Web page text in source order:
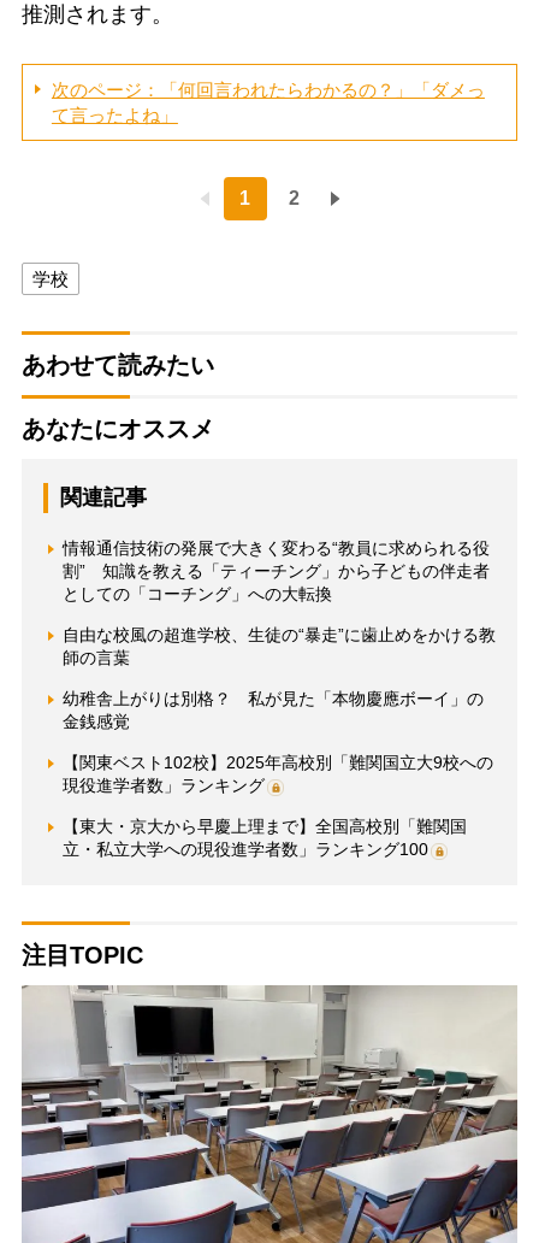
推測されます。
次のページ：「何回言われたらわかるの？」「ダメっ
て言ったよね」
1 2
学校
あわせて読みたい
あなたにオススメ
関連記事
情報通信技術の発展で大きく変わる“教員に求められる役
割” 知識を教える「ティーチング」から子どもの伴走者
としての「コーチング」への大転換
自由な校風の超進学校、生徒の“暴走”に歯止めをかける教
師の言葉
幼稚舎上がりは別格？ 私が見た「本物慶應ボーイ」の
金銭感覚
【関東ベスト102校】2025年高校別「難関国立大9校への
現役進学者数」ランキング
【東大・京大から早慶上理まで】全国高校別「難関国
立・私立大学への現役進学者数」ランキング100
注目TOPIC